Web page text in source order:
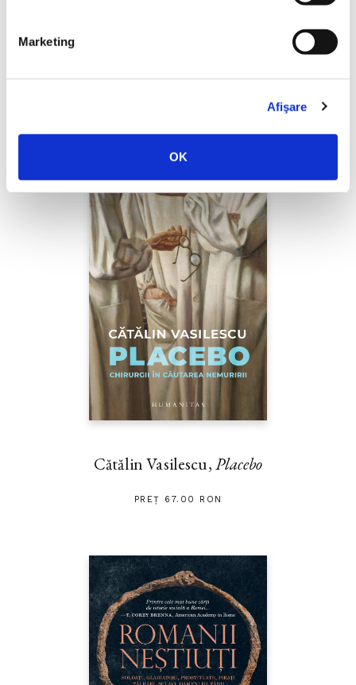
Marketing
Afişare
OK
Yascha Mounk, Capcana identității
Cătălin Vasilescu,Placebo
PREȚ 67.00 RON